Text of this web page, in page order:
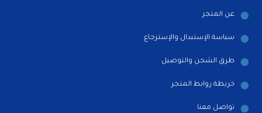
عن المتجر
سياسة الإستبدال والإسترجاع
طرق الشحن والتوصيل
خريطة روابط المتجر
تواصل معنا